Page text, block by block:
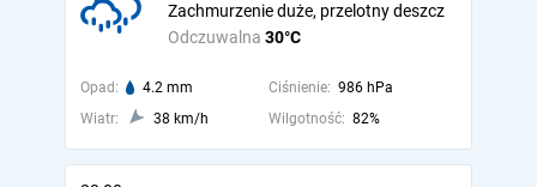
Odczuwalna 30°C
Zachmurzenie duże, przelotny deszcz
Opad: 4.2 mm Ciśnienie: 986 hPa
Wiatr:
38 km/h Wilgotność: 82%